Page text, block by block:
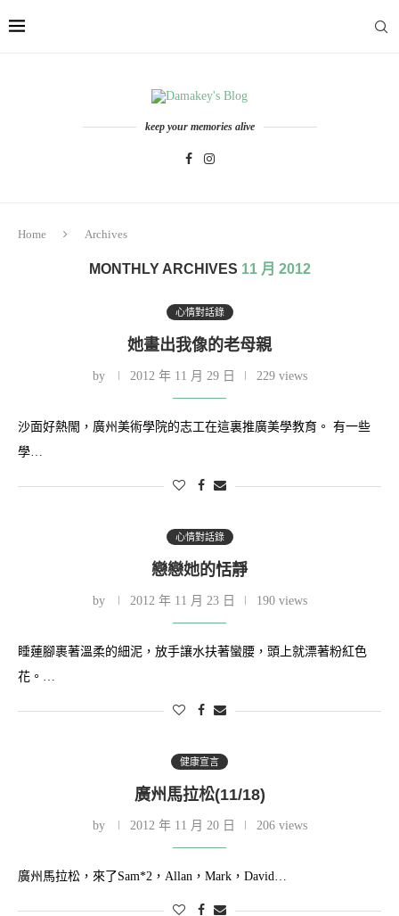
keep your memories alive
Home Archives
MONTHLY ARCHIVES 11 月 2012
心情對話錄
她畫出我像的老母親
by 2012 年 11 月 29 日 229 views
沙面好熱閙，廣州美術學院的志工在這裏推廣美學教育。 有一些
學…
心情對話錄
戀戀她的恬靜
by 2012 年 11 月 23 日 190 views
睡蓮腳裹著溫柔的細泥，放手讓水扶著蠻腰，頭上就漂著粉紅色
花。…
健康宣言
廣州馬拉松(11/18)
by 2012 年 11 月 20 日 206 views
廣州馬拉松，來了Sam*2，Allan，Mark，David…